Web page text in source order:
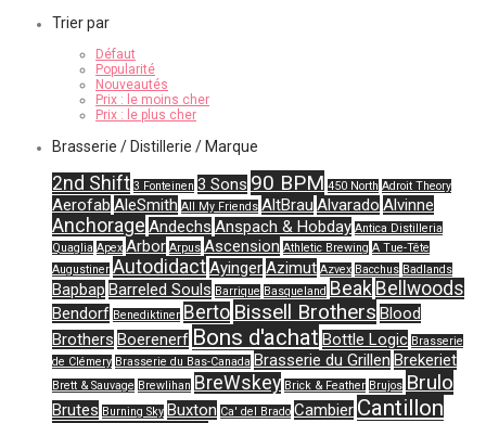
Trier par
Défaut
Popularité
Nouveautés
Prix : le moins cher
Prix : le plus cher
Brasserie / Distillerie / Marque
2nd Shift 3 Fonteinen 3 Sons 90 BPM 450 North Adroit Theory
Aerofab AleSmith All My Friends AltBrau Alvarado Alvinne
Anchorage Andechs Anspach & Hobday Antica Distilleria
Quaglia Apex Arbor Arpus Ascension Athletic Brewing A Tue-Tête
Augustiner AutodidactAyingerAzimut Azvex Bacchus Badlands
Bapbap Barreled Souls Barrique Basqueland Beak Bellwoods
Bendorf Benediktiner Berto Bissell Brothers Blood
Brothers Boerenerf Bons d'achat Bottle Logic Brasserie
de Clémery Brasserie du Bas-Canada Brasserie du Grillen Brekeriet
Brett & Sauvage Brewlihan BreWskey Brick & Feather Brujos Brulo
Brutes Burning Sky Buxton Ca' del Brado Cambier Cantillon